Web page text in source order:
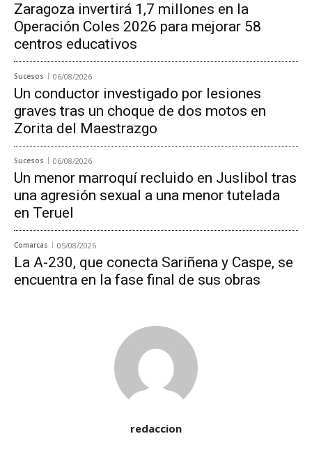
Zaragoza invertirá 1,7 millones en la
Operación Coles 2026 para mejorar 58
centros educativos
Sucesos 06/08/2026
Un conductor investigado por lesiones
graves tras un choque de dos motos en
Zorita del Maestrazgo
Sucesos 06/08/2026
Un menor marroquí recluido en Juslibol tras
una agresión sexual a una menor tutelada
en Teruel
Comarcas 05/08/2026
La A-230, que conecta Sariñena y Caspe, se
encuentra en la fase final de sus obras
redaccion